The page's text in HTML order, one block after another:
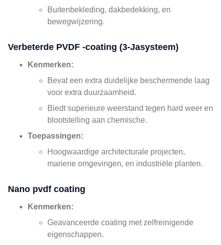
Buitenbekleding, dakbedekking, en
bewegwijzering.
Verbeterde PVDF -coating (3-Jasysteem)
Kenmerken:
Bevat een extra duidelijke beschermende laag
voor extra duurzaamheid.
Biedt superieure weerstand tegen hard weer en
blootstelling aan chemische.
Toepassingen:
Hoogwaardige architecturale projecten,
mariene omgevingen, en industriële planten.
Nano pvdf coating
Kenmerken:
Geavanceerde coating met zelfreinigende
eigenschappen.